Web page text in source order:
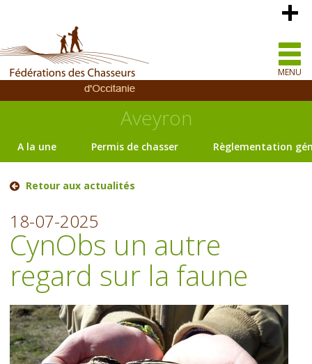
MENU
Aveyron
A la une Permis de chasser Règlementation
Retour aux actualités
18-07-2025
CynObs un autre
regard sur la faune